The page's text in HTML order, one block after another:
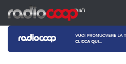
Salta al contenuto